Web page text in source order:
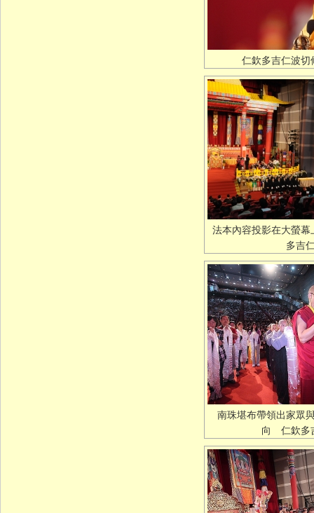
仁欽多吉仁波切
法本內容投影在大螢
多吉
南珠堪布帶領出家眾
向 仁欽多